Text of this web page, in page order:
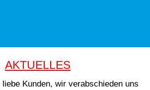
AKTUELLES
liebe Kunden, wir verabschieden uns